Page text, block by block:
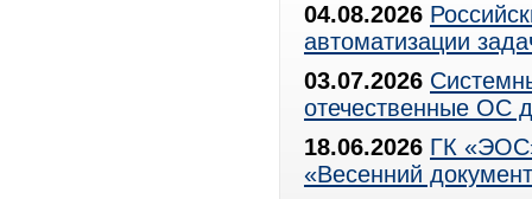
04.08.2026
автоматизации
03.07.2026
отечественные ОС
18.06.2026 ГК
«Весенний